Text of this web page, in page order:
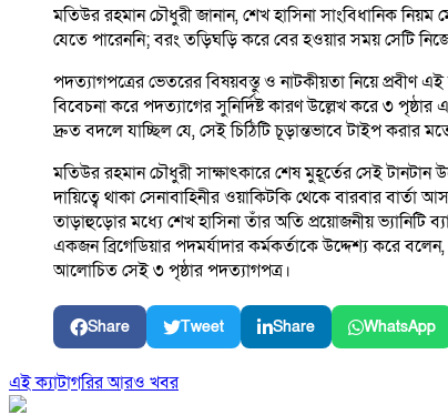
মতিউর রহমান চৌধুরী জানান, শেখ হাসিনা সাংবিধানিক নিয়ম
যেতে পারেননি; বরং তড়িঘড়ি করে বের হওয়ার সময় সেটি
পদত্যাগপত্রের ভেতরের বিষয়বস্তু ও নাটকীয়তা নিয়ে প্রবীণ
বিবেচনা করে পদত্যাগের সুনির্দিষ্ট কারণ উল্লেখ করে ৩
দ্রুত বদলে যাচ্ছিল যে, সেই চিঠিটি চূড়ান্তভাবে টাইপ করার
মতিউর রহমান চৌধুরী সাক্ষাৎকারে শেষ মুহূর্তের সেই
দায়িত্বে থাকা সেনাবাহিনীর ওয়াকিটকি থেকে বারবার
তাড়াহুড়োর মধ্যে শেখ হাসিনা তাঁর অতি প্রয়োজনীয়
একজন ব্রিগেডিয়ার পদমর্যাদার কর্মকর্তাকে উদ্দেশ্য করে
আলোচিত সেই ৩ পৃষ্ঠার পদত্যাগপত্র।
Share Tweet Share WhatsApp
এই ক্যাটাগরির আরও খবর